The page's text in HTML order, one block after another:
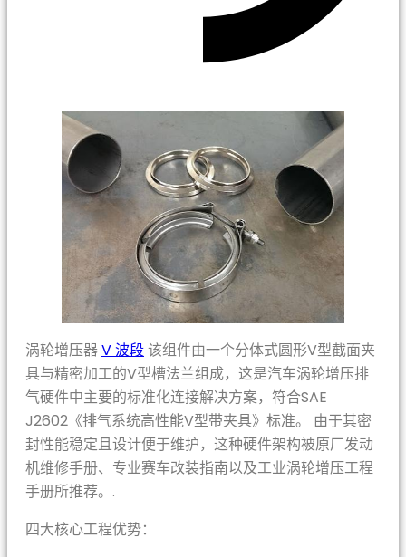
涡轮增压器V 波段该组件由一个分体式圆形V型截面夹
具与精密加工的V型槽法兰组成，这是汽车涡轮增压排
气硬件中主要的标准化连接解决方案，符合SAE
J2602《排气系统高性能V型带夹具》标准。 由于其密
封性能稳定且设计便于维护，这种硬件架构被原厂发动
机维修手册、专业赛车改装指南以及工业涡轮增压工程
手册所推荐。.
四大核心工程优势：